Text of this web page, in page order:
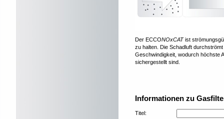
Der ECCONOxCATist
zu halten. Die Schadluft
Geschwindigkeit, wodurch höchste
sichergestellt sind.
Informationen zu
Titel: